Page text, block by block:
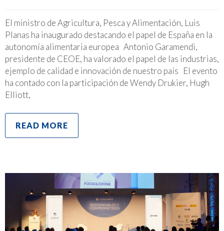
El ministro de Agricultura, Pesca y Alimentación, Luis
Planas ha inaugurado destacando el papel de España en la
autonomía alimentaria europea Antonio Garamendi,
presidente de CEOE, ha valorado el papel de las industrias,
ejemplo de calidad e innovación de nuestro país El evento
ha contado con la participación de Wendy Drukier, Hugh
Elliott,
READ MORE